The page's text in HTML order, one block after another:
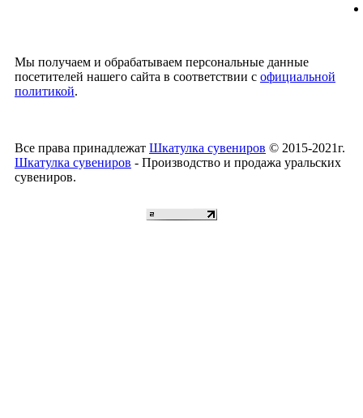
Мы получаем и обрабатываем персональные данные
посетителей нашего сайта в соответствии с официальной
политикой.
Все права принадлежат Шкатулка сувениров © 2015-2021г.
Шкатулка сувениров - Производство и продажа уральских
сувениров.